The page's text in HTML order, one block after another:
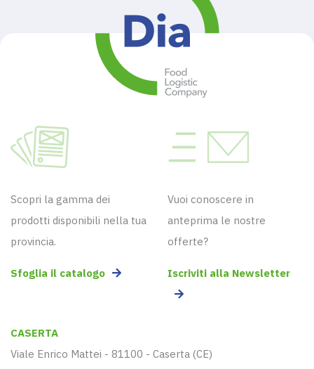
Scopri la gamma dei
prodotti disponibili nella tua
provincia.
Sfoglia il catalogo
Vuoi conoscere in
anteprima le nostre
offerte?
Iscriviti alla Newsletter
CASERTA
Viale Enrico Mattei - 81100 - Caserta (CE)